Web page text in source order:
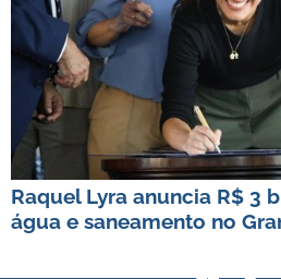
Raquel Lyra anuncia R$ 3
água e saneamento no